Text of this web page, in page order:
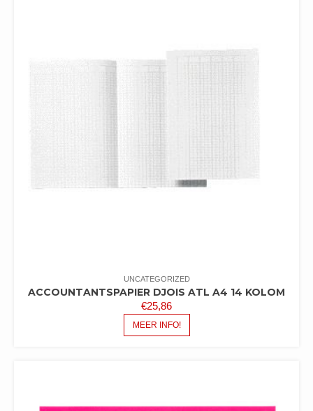
UNCATEGORIZED
ACCOUNTANTSPAPIER DJOIS ATL A4 14 KOLOM
€25,86
MEER INFO!